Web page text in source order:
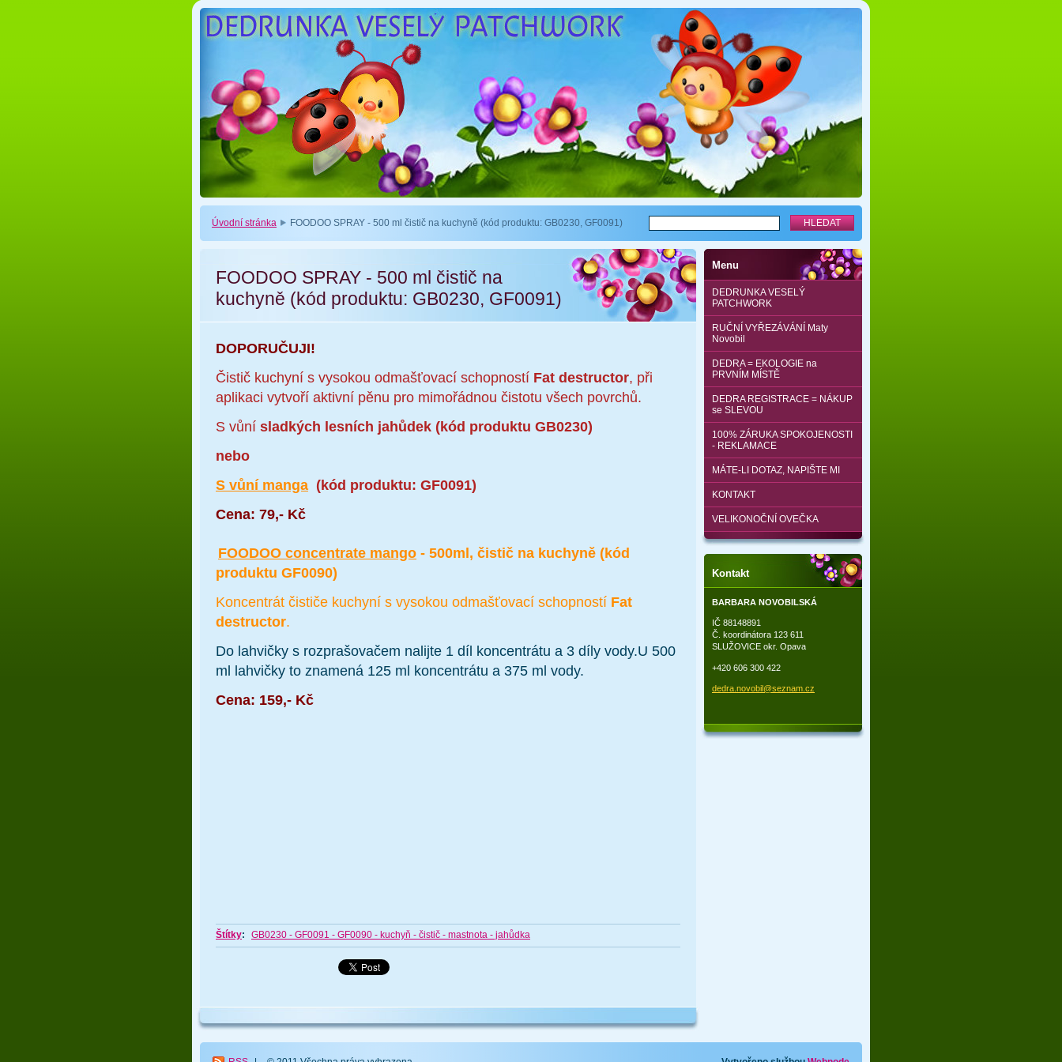
Úvodní stránka FOODOO SPRAY - 500 ml čistič na kuchyně (kód produktu: GB0230, GF0091)
FOODOO SPRAY - 500 ml čistič na
kuchyně (kód produktu: GB0230, GF0091)
DOPORUČUJI!
Čistič kuchyní s vysokou odmašťovací schopností Fat destructor, při
aplikaci vytvoří aktivní pěnu pro mimořádnou čistotu všech povrchů.
S vůní sladkých lesních jahůdek (kód produktu GB0230)
nebo
S vůní manga (kód produktu: GF0091)
Cena: 79,- Kč
FOODOO concentrate mango - 500ml, čistič na kuchyně (kód
produktu GF0090)
Koncentrát čističe kuchyní s vysokou odmašťovací schopností Fat
destructor.
Do lahvičky s rozprašovačem nalijte 1 díl koncentrátu a 3 díly vody.U 500
ml lahvičky to znamená 125 ml koncentrátu a 375 ml vody.
Cena: 159,- Kč
Štítky: GB0230 - GF0091 - GF0090 - kuchyň - čistič - mastnota - jahůdka
Menu
DEDRUNKA VESELÝ
PATCHWORK
RUČNÍ VYŘEZÁVÁNÍ Maty
Novobil
DEDRA = EKOLOGIE na
PRVNÍM MÍSTĚ
DEDRA REGISTRACE = NÁKUP
se SLEVOU
100% ZÁRUKA SPOKOJENOSTI
- REKLAMACE
MÁTE-LI DOTAZ, NAPIŠTE MI
KONTAKT
VELIKONOČNÍ OVEČKA
Kontakt
BARBARA NOVOBILSKÁ
IČ 88148891
Č. koordinátora 123 611
SLUŽOVICE okr. Opava
+420 606 300 422
dedra.novobil@seznam.cz